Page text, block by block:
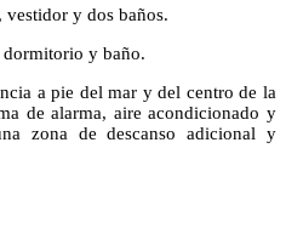
vestidor y dos baños.
dormitorio y baño.
a pie del mar y del centro de la
de alarma, aire acondicionado y
zona de descanso adicional y